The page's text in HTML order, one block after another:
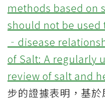
methods based on
should not be
‐disease
of Salt: A regularly
review of salt and
步的證據表明，基